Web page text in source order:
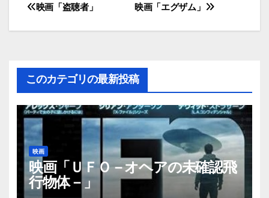
投
稿
ナ
ビ
ゲ
ー
シ
ョ
映画「エグザム」
映画「盗聴者」
このカテゴリの最新投稿
映画
映画「ＵＦＯ－オヘアの未確認飛
行物体－」